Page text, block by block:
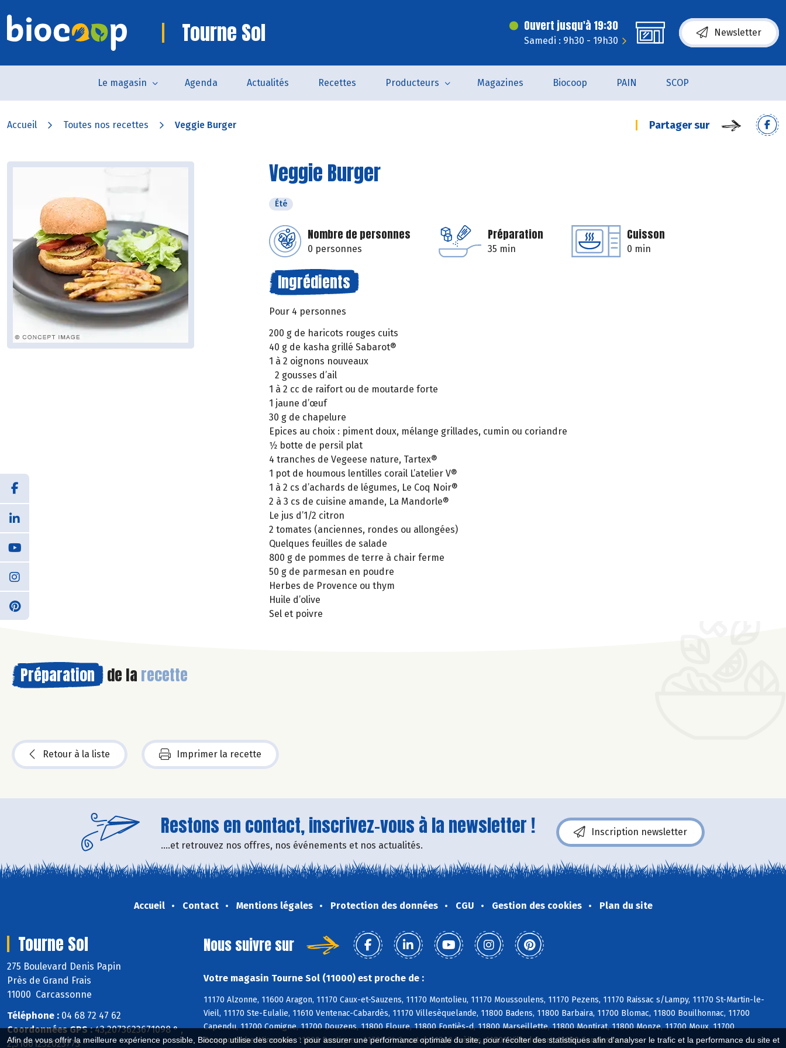
Afin de vous offrir la meilleure expérience possible, Biocoop utilise des cookies : pour assurer une performance optimale du site, pour récolter des statistiques afin d'analyser le trafic et la performance du site et
Tourne Sol Ouvert jusqu'à 19:30
Samedi : 9h30 - 19h30
Newsletter
Le magasin Agenda Actualités Recettes Producteurs Magazines Biocoop PAIN SCOP
Accueil Toutes nos recettes Veggie Burger Partager sur
Veggie Burger
Été
Nombre de personnes
0 personnes
Préparation
35 min
Cuisson
0 min
Ingrédients
Pour 4 personnes
200 g de haricots rouges cuits
40 g de kasha grillé Sabarot®
1 à 2 oignons nouveaux
2 gousses d’ail
1 à 2 cc de raifort ou de moutarde forte
1 jaune d’œuf
30 g de chapelure
Epices au choix : piment doux, mélange grillades, cumin ou coriandre
1⁄2 botte de persil plat
4 tranches de Vegeese nature, Tartex®
1 pot de houmous lentilles corail L’atelier V®
1 à 2 cs d’achards de légumes, Le Coq Noir®
2 à 3 cs de cuisine amande, La Mandorle®
Le jus d’1/2 citron
2 tomates (anciennes, rondes ou allongées)
Quelques feuilles de salade
800 g de pommes de terre à chair ferme
50 g de parmesan en poudre
Herbes de Provence ou thym
Huile d’olive
Sel et poivre
Préparation de la recette
Retour à la liste Imprimer la recette
Restons en contact, inscrivez-vous à la newsletter !
....et retrouvez nos offres, nos événements et nos actualités.
Inscription newsletter
Accueil Contact Mentions légales Protection des données CGU Gestion des cookies Plan du site
Tourne Sol
275 Boulevard Denis Papin
Près de Grand Frais
11000 Carcassonne
Téléphone : 04 68 72 47 62
Coordonnées GPS :43,2073623671098 ° ,
2,31601232023773 °
Nous suivre sur
Votre magasin Tourne Sol (11000) est proche de :
11170 Alzonne, 11600 Aragon, 11170 Caux-et-Sauzens, 11170 Montolieu, 11170 Moussoulens, 11170 Pezens, 11170 Raissac s/Lampy, 11170 St-Martin-le-
Vieil, 11170 Ste-Eulalie, 11610 Ventenac-Cabardès, 11170 Villesèquelande, 11800 Badens, 11800 Barbaira, 11700 Blomac, 11800 Bouilhonnac, 11700
Capendu, 11700 Comigne, 11700 Douzens, 11800 Floure, 11800 Fontiès-d, 11800 Marseillette, 11800 Montirat, 11800 Monze, 11700 Moux, 11700
Roquecourbe-Minervois, 11800 Rustiques, 11700 St-Couat-d, 11800 Trèbes, 11800 Villedubert, 11000 Carcassonne